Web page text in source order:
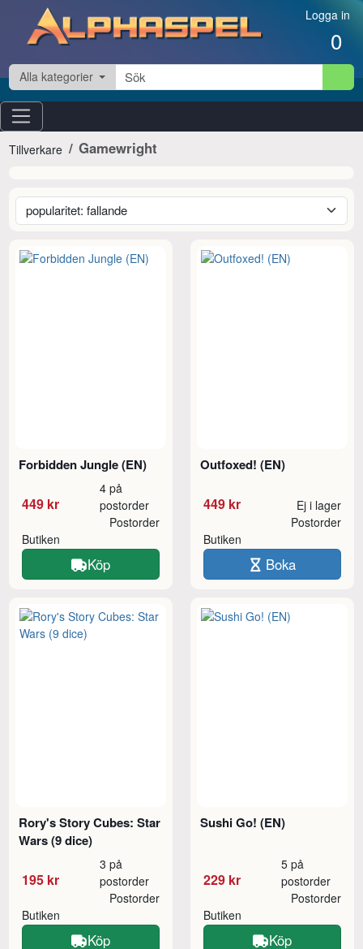
Hoppa till innehåll Logga in
0
Alla kategorier
Tillverkare Gamewright
Forbidden Jungle (EN)
449 kr
4 på
postorder
Butiken
Postorder
Köp
Outfoxed! (EN)
449 kr Ej i lager
Butiken
Postorder
Boka
Rory's Story Cubes: Star
Wars (9 dice)
195 kr
3 på
postorder
Butiken
Postorder
Köp
Sushi Go! (EN)
229 kr
5 på
postorder
Butiken
Postorder
Köp